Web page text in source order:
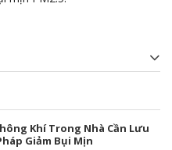
Khí Trong Nhà Cần Lưu
Giảm Bụi Mịn